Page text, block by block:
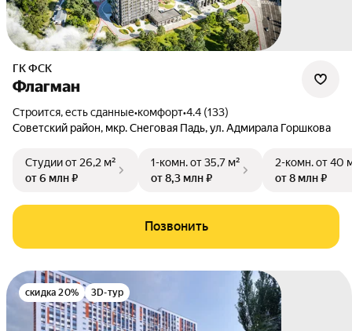
ГК ФСК
Флагман
Строится, есть сданные•комфорт•4.4 (133)
Советский район, мкр. Снеговая Падь,ул. Адмирала Горшкова
Студииот 26,2 м²
от 6 млн ₽
1-комн.от 35,7 м²
от 8,3 млн ₽
2-комн.от 40
от 8 млн ₽
Позвонить
скидка 20% 3D-тур